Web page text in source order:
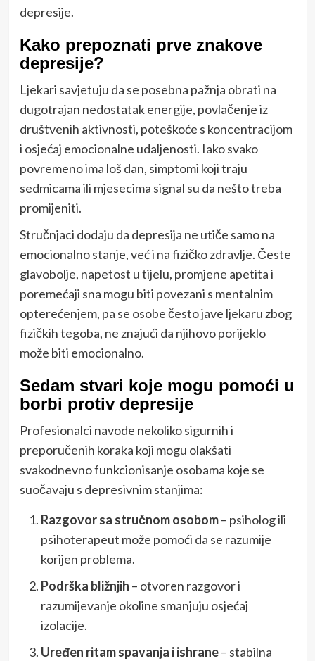
depresije.
Kako prepoznati prve znakove
depresije?
Ljekari savjetuju da se posebna pažnja obrati na
dugotrajan nedostatak energije, povlačenje iz
društvenih aktivnosti, poteškoće s koncentracijom
i osjećaj emocionalne udaljenosti. Iako svako
povremeno ima loš dan, simptomi koji traju
sedmicama ili mjesecima signal su da nešto treba
promijeniti.
Stručnjaci dodaju da depresija ne utiče samo na
emocionalno stanje, već i na fizičko zdravlje. Česte
glavobolje, napetost u tijelu, promjene apetita i
poremećaji sna mogu biti povezani s mentalnim
opterećenjem, pa se osobe često jave ljekaru zbog
fizičkih tegoba, ne znajući da njihovo porijeklo
može biti emocionalno.
Sedam stvari koje mogu pomoći u
borbi protiv depresije
Profesionalci navode nekoliko sigurnih i
preporučenih koraka koji mogu olakšati
svakodnevno funkcionisanje osobama koje se
suočavaju s depresivnim stanjima:
Razgovor sa stručnom osobom– psiholog ili
psihoterapeut može pomoći da se razumije
korijen problema.
Podrška bližnjih – otvoren razgovor i
razumijevanje okoline smanjuju osjećaj
izolacije.
Uređen ritam spavanja i ishrane– stabilna